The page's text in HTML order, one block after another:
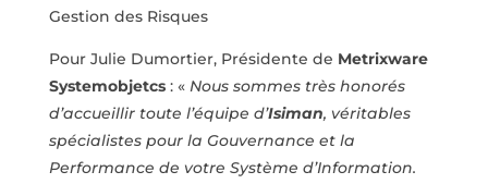
Gestion des Risques
Pour Julie Dumortier, Présidente de Metrixware
Systemobjetcs: « Nous sommes très honorés
d’accueillir toute l’équipe d’Isiman, véritables
spécialistes pour la Gouvernance et la
Performance de votre Système d’Information.